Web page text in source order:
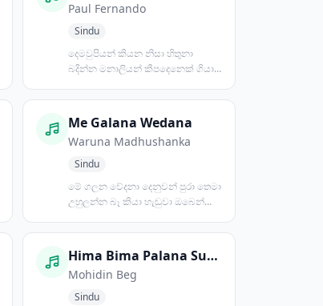
Paul Fernando
Sindu
දෙමවුපියන් කියන නිසා හිතුනා
බදින්න මනාලියන් කීපදෙනෙක් ගියා
Me Galana Wedana
Waruna Madhushanka
Sindu
මේ ගලන වේදනා දෙනුවන් පුරා තෙමා
උහුලන්න බෑ කියා හැඬුවා ඔබෙන්
Hima Bima Palana Surinde
Mohidin Beg
Sindu